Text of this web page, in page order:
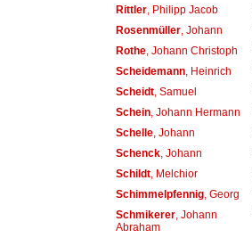
Rittler, Philipp Jacob
Rosenmüller, Johann
Rothe, Johann Christoph
Scheidemann, Heinrich
Scheidt, Samuel
Schein, Johann Hermann
Schelle, Johann
Schenck, Johann
Schildt, Melchior
Schimmelpfennig, Georg
Schmikerer, Johann
Abraham